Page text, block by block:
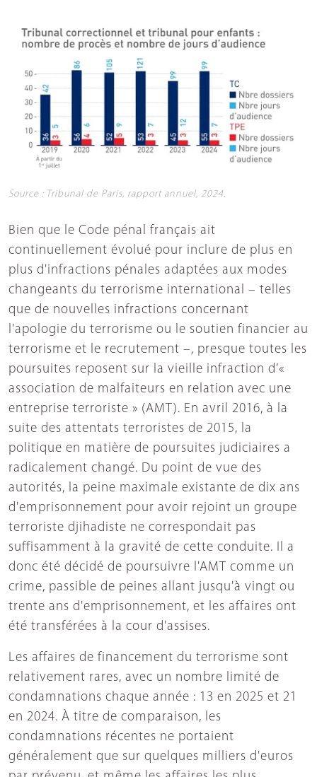
Source : Tribunal de Paris, rapport annuel, 2024.
Bien que le Code pénal français ait
continuellement évolué pour inclure de plus en
plus d'infractions pénales adaptées aux modes
changeants du terrorisme international – telles
que de nouvelles infractions concernant
l'apologie du terrorisme ou le soutien financier au
terrorisme et le recrutement –, presque toutes les
poursuites reposent sur la vieille infraction d’«
association de malfaiteurs en relation avec une
entreprise terroriste » (AMT). En avril 2016, à la
suite des attentats terroristes de 2015, la
politique en matière de poursuites judiciaires a
radicalement changé. Du point de vue des
autorités, la peine maximale existante de dix ans
d'emprisonnement pour avoir rejoint un groupe
terroriste djihadiste ne correspondait pas
suffisamment à la gravité de cette conduite. Il a
donc été décidé de poursuivre l'AMT comme un
crime, passible de peines allant jusqu'à vingt ou
trente ans d'emprisonnement, et les affaires ont
été transférées à la cour d'assises.
Les affaires de financement du terrorisme sont
relativement rares, avec un nombre limité de
condamnations chaque année : 13 en 2025 et 21
en 2024. À titre de comparaison, les
condamnations récentes ne portaient
généralement que sur quelques milliers d'euros